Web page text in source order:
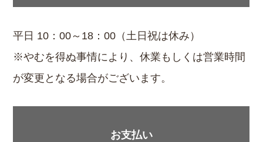
平日 10：00～18：00（土日祝は休み）
※やむを得ぬ事情により、休業もしくは営業時間
が変更となる場合がございます。
お支払い